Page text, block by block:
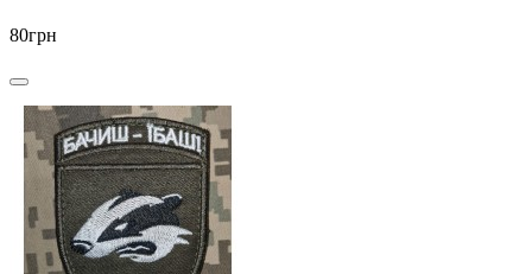
80грн